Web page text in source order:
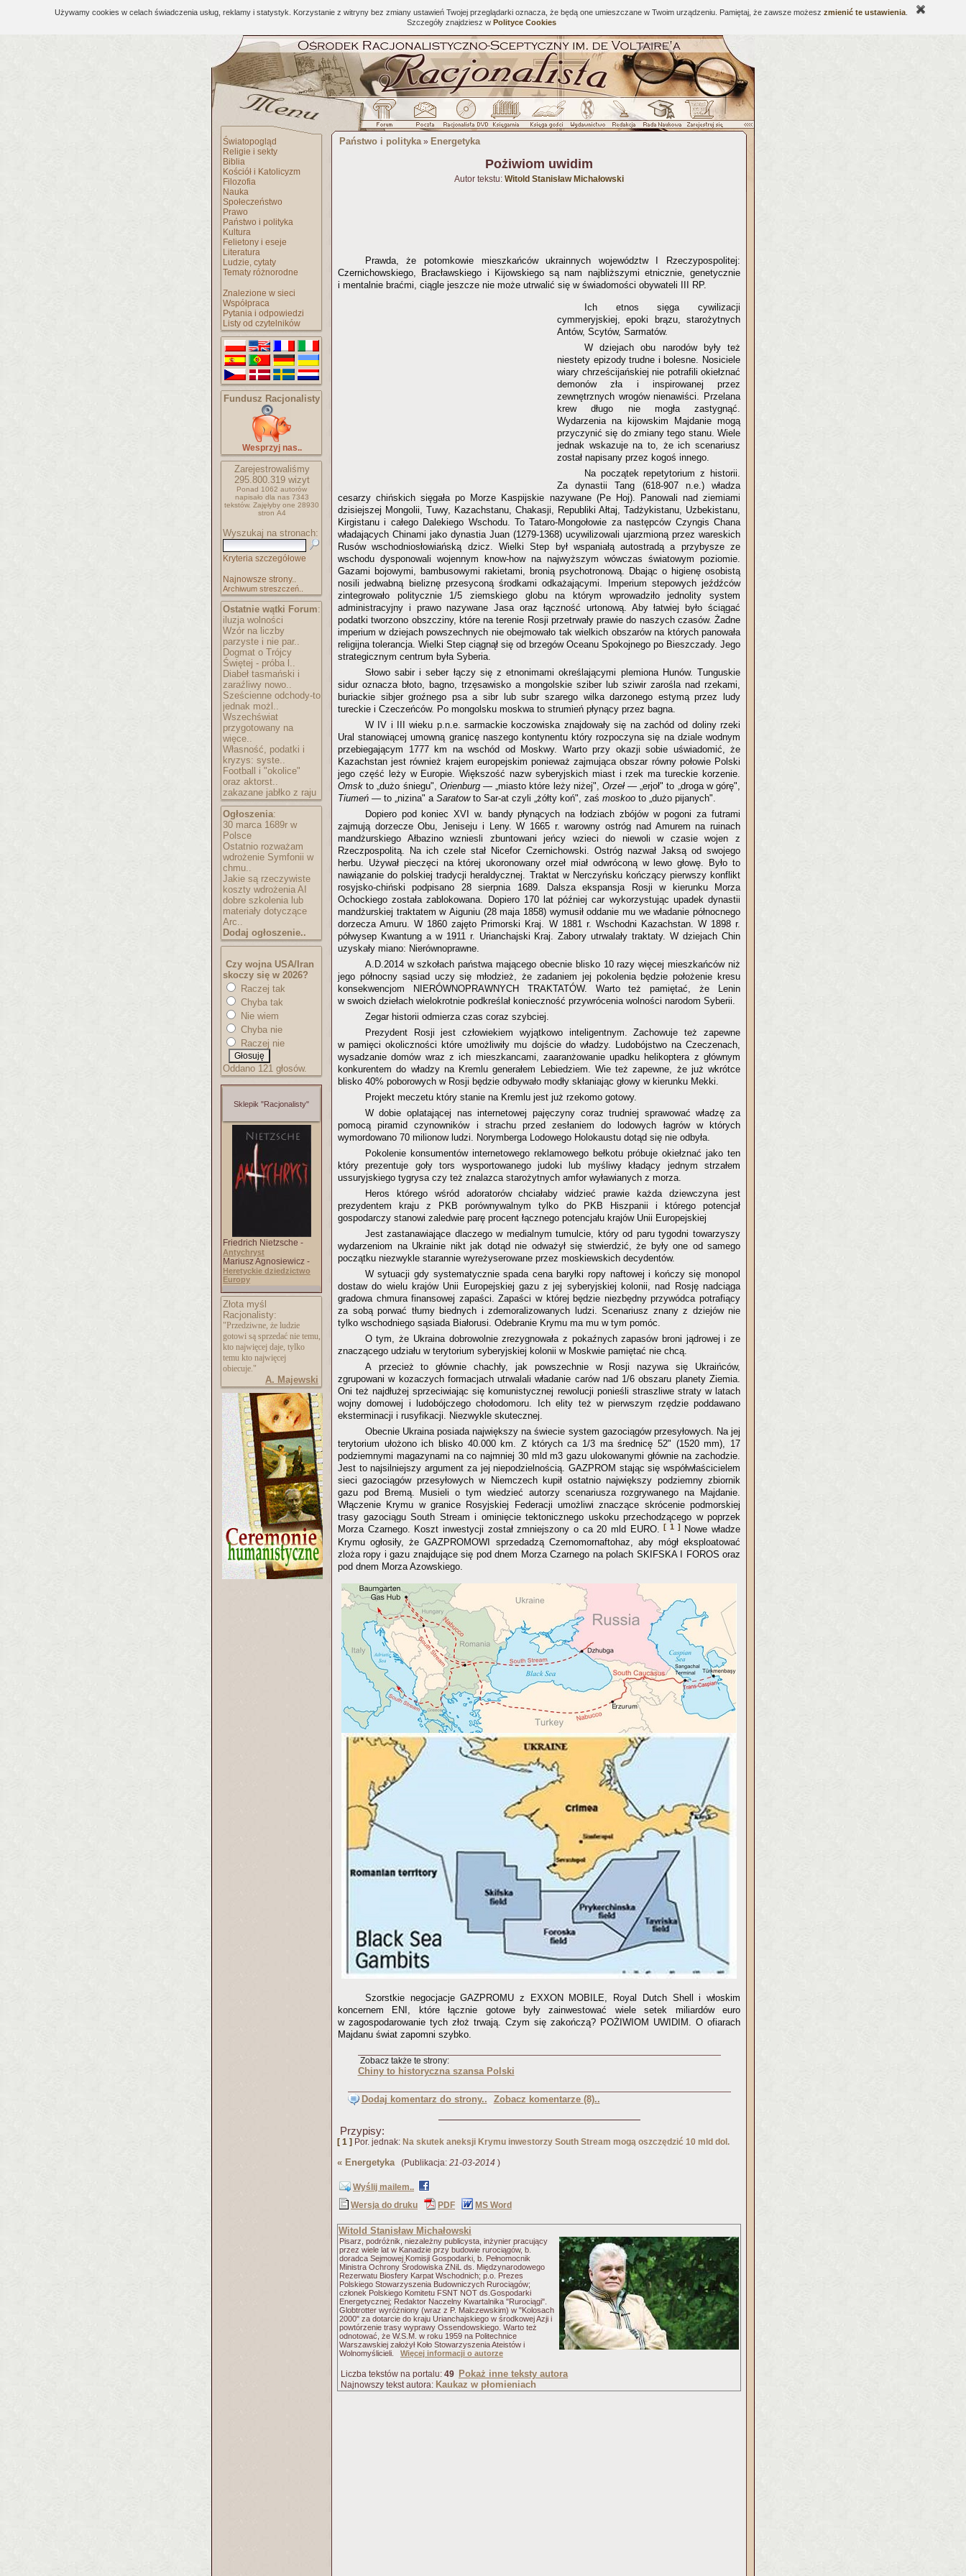
Używamy cookies w celach świadczenia usług, reklamy i statystyk. Korzystanie z witryny bez zmiany ustawień Twojej przeglądarki oznacza, że będą one umieszczane w Twoim urządzeniu. Pamiętaj, że zawsze możesz zmienić te ustawienia
Szczegóły znajdziesz w Polityce Cookies
Światopogląd
Religie i sekty
Biblia
Kościół i Katolicyzm
Filozofia
Nauka
Społeczeństwo
Prawo
Państwo i polityka
Kultura
Felietony i eseje
Literatura
Ludzie, cytaty
Tematy różnorodne
Znalezione w sieci
Współpraca
Pytania i odpowiedzi
Listy od czytelników
Fundusz Racjonalisty
Wesprzyj nas..
Zarejestrowaliśmy
295.800.319wizyt
Ponad 1062 autorów
napisało dla nas 7343
tekstów. Zajęłyby one 28930
stron A4
Wyszukaj na stronach:
Kryteria szczegółowe
Najnowsze strony..
Archiwum streszczeń..
Ostatnie wątki Forum:
iluzja wolności
Wzór na liczby
parzyste i nie par..
Dogmat o Trójcy
Świętej - próba l..
Diabeł tasmański i
zaraźliwy nowo..
Sześcienne odchody-to
jednak możl..
Wszechświat
przygotowany na
więce..
Własność, podatki i
kryzys: syste..
Football i "okolice"
oraz aktorst..
zakazane jabłko z raju
Ogłoszenia:
30 marca 1689r w
Polsce
Ostatnio rozważam
wdrożenie Symfonii w
chmu..
Jakie są rzeczywiste
koszty wdrożenia AI
dobre szkolenia lub
materiały dotyczące
Arc..
Dodaj ogłoszenie..
Czy wojna USA/Iran
skoczy się w 2026?
Raczej tak
Chyba tak
Nie wiem
Chyba nie
Raczej nie
Oddano 121 głosów.
Sklepik "Racjonalisty"
Friedrich Nietzsche -
Antychryst
Mariusz Agnosiewicz -
Heretyckie dziedzictwo
Europy
Złota myśl
Racjonalisty:
"Przedziwne, że ludzie
gotowi są sprzedać nie temu,
kto najwięcej daje, tylko
temu kto najwięcej
obiecuje."
A. Majewski
Państwo i polityka» Energetyka
Pożiwiom uwidim
Autor tekstu: Witold Stanisław Michałowski
Prawda, że potomkowie mieszkańców ukrainnych województw I Rzeczypospolitej:
Czernichowskiego, Bracławskiego i Kijowskiego są nam najbliższymi etnicznie, genetycznie
i mentalnie braćmi, ciągle jeszcze nie może utrwalić się w świadomości obywateli III RP.
Ich etnos sięga cywilizacji
cymmeryjskiej, epoki brązu, starożytnych
Antów, Scytów, Sarmatów.
W dziejach obu narodów były też
niestety epizody trudne i bolesne. Nosiciele
wiary chrześcijańskiej nie potrafili okiełznać
demonów zła i inspirowanej przez
zewnętrznych wrogów nienawiści. Przelana
krew długo nie mogła zastygnąć.
Wydarzenia na kijowskim Majdanie mogą
przyczynić się do zmiany tego stanu. Wiele
jednak wskazuje na to, że ich scenariusz
został napisany przez kogoś innego.
Na początek repetytorium z historii.
Za dynastii Tang (618-907 n.e.) władza
cesarzy chińskich sięgała po Morze Kaspijskie nazywane (Pe Hoj). Panowali nad ziemiami
dzisiejszej Mongolii, Tuwy, Kazachstanu, Chakasji, Republiki Ałtaj, Tadżykistanu, Uzbekistanu,
Kirgistanu i całego Dalekiego Wschodu. To Tataro-Mongołowie za następców Czyngis Chana
władających Chinami jako dynastia Juan (1279-1368) ucywilizowali ujarzmioną przez wareskich
Rusów wschodniosłowiańską dzicz. Wielki Step był wspaniałą autostradą a przybysze ze
wschodu dysponowali wojennym know-how na najwyższym wówczas światowym poziomie.
Gazami bojowymi, bambusowymi rakietami, bronią psychotronową. Dbając o higienę osobistą
nosili jedwabną bieliznę przesyconą środkami odkażającymi. Imperium stepowych jeźdźców
zintegrowało politycznie 1/5 ziemskiego globu na którym wprowadziło jednolity system
administracyjny i prawo nazywane Jasa oraz łączność urtonową. Aby łatwiej było ściągać
podatki tworzono obszcziny, które na terenie Rosji przetrwały prawie do naszych czasów. Żadne
imperium w dziejach powszechnych nie obejmowało tak wielkich obszarów na których panowała
religijna tolerancja. Wielki Step ciągnął się od brzegów Oceanu Spokojnego po Bieszczady. Jego
strategicznym centrum była Syberia.
Słowo sabir i seber łączy się z etnonimami określającymi plemiona Hunów. Tunguskie
sidur oznacza błoto, bagno, trzęsawisko a mongolskie sziber lub sziwir zarośla nad rzekami,
buriackie sibjer groźnego psa a sibr lub subr szarego wilka darzonego estymą przez ludy
tureckie i Czeczeńców. Po mongolsku moskwa to strumień płynący przez bagna.
W IV i III wieku p.n.e. sarmackie koczowiska znajdowały się na zachód od doliny rzeki
Ural stanowiącej umowną granicę naszego kontynentu który rozpoczyna się na dziale wodnym
przebiegającym 1777 km na wschód od Moskwy. Warto przy okazji sobie uświadomić, że
Kazachstan jest również krajem europejskim ponieważ zajmująca obszar równy połowie Polski
jego część leży w Europie. Większość nazw syberyjskich miast i rzek ma tureckie korzenie.
Omskto „dużo śniegu", Orienburg — „miasto które leży niżej", Orzeł— „erjoł" to „droga w górę",
Tiumeń — to „nizina" a Saratow to Sar-at czyli „żółty koń", zaś moskoo to „dużo pijanych".
Dopiero pod koniec XVI w. bandy płynących na łodziach zbójów w pogoni za futrami
zajmują dorzecze Obu, Jeniseju i Leny. W 1665 r. warowny ostróg nad Amurem na ruinach
mandżurskiego Ałbazino wzniesli zbuntowani jeńcy wzieci do niewoli w czasie wojen z
Rzeczpospolitą. Na ich czele stał Nicefor Czernichowski. Ostróg nazwał Jaksą od swojego
herbu. Używał pieczęci na której ukoronowany orzeł miał odwróconą w lewo głowę. Było to
nawiązanie do polskiej tradycji heraldycznej. Traktat w Nerczyńsku kończący pierwszy konflikt
rosyjsko-chiński podpisano 28 sierpnia 1689. Dalsza ekspansja Rosji w kierunku Morza
Ochockiego została zablokowana. Dopiero 170 lat później car wykorzystując upadek dynastii
mandżurskiej traktatem w Aiguniu (28 maja 1858) wymusił oddanie mu we władanie północnego
dorzecza Amuru. W 1860 zajęto Primorski Kraj. W 1881 r. Wschodni Kazachstan. W 1898 r.
półwysep Kwantung a w 1911 r. Urianchajski Kraj. Zabory utrwalały traktaty. W dziejach Chin
uzyskały miano: Nierównoprawne.
A.D.2014 w szkołach państwa mającego obecnie blisko 10 razy więcej mieszkańców niż
jego północny sąsiad uczy się młodzież, że zadaniem jej pokolenia będzie położenie kresu
konsekwencjom NIERÓWNOPRAWNYCH TRAKTATÓW. Warto też pamiętać, że Lenin
w swoich dziełach wielokrotnie podkreślał konieczność przywrócenia wolności narodom Syberii.
Zegar historii odmierza czas coraz szybciej.
Prezydent Rosji jest człowiekiem wyjątkowo inteligentnym. Zachowuje też zapewne
w pamięci okoliczności które umożliwiły mu dojście do władzy. Ludobójstwo na Czeczenach,
wysadzanie domów wraz z ich mieszkancami, zaaranżowanie upadku helikoptera z głównym
konkurentem do władzy na Kremlu generałem Lebiedziem. Wie też zapewne, że już wkrótce
blisko 40% poborowych w Rosji będzie odbywało modły skłaniając głowy w kierunku Mekki.
Projekt meczetu który stanie na Kremlu jest już rzekomo gotowy.
W dobie oplatającej nas internetowej pajęczyny coraz trudniej sprawować władzę za
pomocą piramid czynowników i strachu przed zesłaniem do lodowych łagrów w których
wymordowano 70 milionow ludzi. Norymberga Lodowego Holokaustu dotąd się nie odbyła.
Pokolenie konsumentów internetowego reklamowego bełkotu próbuje okiełznać jako ten
który prezentuje goły tors wysportowanego judoki lub myśliwy kładący jednym strzałem
ussuryjskiego tygrysa czy też znalazca starożytnych amfor wyławianych z morza.
Heros którego wśród adoratorów chciałaby widzieć prawie każda dziewczyna jest
prezydentem kraju z PKB porównywalnym tylko do PKB Hiszpanii i którego potencjał
gospodarczy stanowi zaledwie parę procent łącznego potencjału krajów Unii Europejskiej
Jest zastanawiające dlaczego w medialnym tumulcie, który od paru tygodni towarzyszy
wydarzeniom na Ukrainie nikt jak dotąd nie odważył się stwierdzić, że były one od samego
początku niezwykle starannie wyreżyserowane przez moskiewskich decydentów.
W sytuacji gdy systematycznie spada cena baryłki ropy naftowej i kończy się monopol
dostaw do wielu krajów Unii Europejskiej gazu z jej syberyjskiej kolonii, nad Rosję nadciąga
gradowa chmura finansowej zapaści. Zapaści w której będzie niezbędny przywódca potrafiący
za sobą porwać tłumy biednych i zdemoralizowanych ludzi. Scenariusz znany z dziejów nie
tylko wschodniego sąsiada Białorusi. Odebranie Krymu ma mu w tym pomóc.
O tym, że Ukraina dobrowolnie zrezygnowała z pokaźnych zapasów broni jądrowej i ze
znaczącego udziału w terytorium syberyjskiej kolonii w Moskwie pamiętać nie chcą.
A przecież to głównie chachły, jak powszechnie w Rosji nazywa się Ukraińców,
zgrupowani w kozaczych formacjach utrwalali władanie carów nad 1/6 obszaru planety Ziemia.
Oni też najdłużej sprzeciwiając się komunistycznej rewolucji ponieśli straszliwe straty w latach
wojny domowej i ludobójczego chołodomoru. Ich elity też w pierwszym rzędzie poddawano
eksterminacji i rusyfikacji. Niezwykle skutecznej.
Obecnie Ukraina posiada największy na świecie system gazociągów przesyłowych. Na jej
terytorium ułożono ich blisko 40.000 km. Z których ca 1/3 ma średnicę 52" (1520 mm), 17
podziemnymi magazynami na co najmniej 30 mld m3 gazu ulokowanymi głównie na zachodzie.
Jest to najsilniejszy argument za jej niepodzielnością. GAZPROM stając się współwłaścicielem
sieci gazociągów przesyłowych w Niemczech kupił ostatnio największy podziemny zbiornik
gazu pod Bremą. Musieli o tym wiedzieć autorzy scenariusza rozgrywanego na Majdanie.
Włączenie Krymu w granice Rosyjskiej Federacji umożliwi znaczące skrócenie podmorskiej
trasy gazociągu South Stream i ominięcie tektonicznego uskoku przechodzącego w poprzek
Morza Czarnego. Koszt inwestycji został zmniejszony o ca 20 mld EURO.[ 1 ]
Nowe władze
Krymu ogłosiły, że GAZPROMOWI sprzedadzą Czernomornaftohaz, aby mógł eksploatować
zloża ropy i gazu znajdujące się pod dnem Morza Czarnego na polach SKIFSKA I FOROS oraz
pod dnem Morza Azowskiego.
Szorstkie negocjacje GAZPROMU z EXXON MOBILE, Royal Dutch Shell i włoskim
koncernem ENI, które łącznie gotowe były zainwestować wiele setek miliardów euro
w zagospodarowanie tych złoż trwają. Czym się zakończą? POŻIWIOM UWIDIM. O ofiarach
Majdanu świat zapomni szybko.
Zobacz także te strony:
Chiny to historyczna szansa Polski
Dodaj komentarz do strony.. Zobacz komentarze (8)..
Przypisy:
[ 1 ] Por. jednak: Na skutek aneksji Krymu inwestorzy South Stream mogą oszczędzić 10 mld dol.
« Energetyka(Publikacja: 21-03-2014 )
Wyślij mailem..
Wersja do druku
PDF MS Word
Witold Stanisław Michałowski
Pisarz, podróżnik, niezależny publicysta, inżynier pracujący
przez wiele lat w Kanadzie przy budowie rurociągów, b.
doradca Sejmowej Komisji Gospodarki, b. Pełnomocnik
Ministra Ochrony Środowiska ZNiL ds. Międzynarodowego
Rezerwatu Biosfery Karpat Wschodnich; p.o. Prezes
Polskiego Stowarzyszenia Budowniczych Rurociągów;
członek Polskiego Komitetu FSNT NOT ds.Gospodarki
Energetycznej; Redaktor Naczelny Kwartalnika "Rurociągi".
Globtrotter wyróżniony (wraz z P. Malczewskim) w "Kolosach
2000" za dotarcie do kraju Urianchajskiego w środkowej Azji i
powtórzenie trasy wyprawy Ossendowskiego. Warto też
odnotować, że W.S.M. w roku 1959 na Politechnice
Warszawskiej założył Koło Stowarzyszenia Ateistów i
Wolnomyślicieli. Więcej informacji o autorze
Liczba tekstów na portalu: 49 Pokaż inne teksty autora
Najnowszy tekst autora: Kaukaz w płomieniach